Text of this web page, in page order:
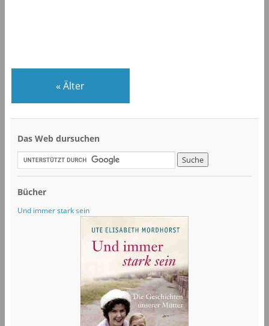
« Älter
Das Web dursuchen
Bücher
Und immer stark sein